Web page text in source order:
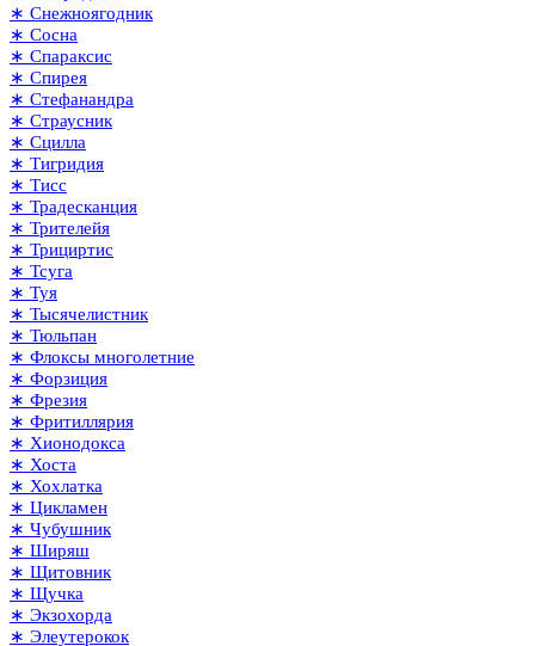
∗ Снежноягодник
∗ Сосна
∗ Спараксис
∗ Спирея
∗ Стефанандра
∗ Страусник
∗ Сцилла
∗ Тигридия
∗ Тисс
∗ Традесканция
∗ Трителейя
∗ Трициртис
∗ Тсуга
∗ Туя
∗ Тысячелистник
∗ Тюльпан
∗ Флоксы многолетние
∗ Форзиция
∗ Фрезия
∗ Фритиллярия
∗ Хионодокса
∗ Хоста
∗ Хохлатка
∗ Цикламен
∗ Чубушник
∗ Ширяш
∗ Щитовник
∗ Щучка
∗ Экзохорда
∗ Элеутерокок